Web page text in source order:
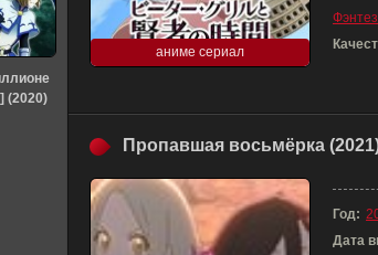
аниме сериал
Пропавшая восьмёрка
Год:
Дата
(2020)